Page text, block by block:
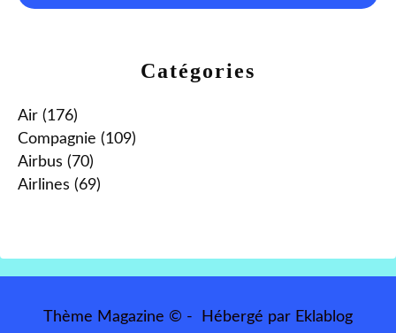
Catégories
Air (176)
Compagnie (109)
Airbus (70)
Airlines (69)
Thème Magazine © - Hébergé par Eklablog